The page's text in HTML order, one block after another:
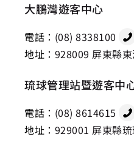
大鵬灣遊客中心
電話： (08) 8338100
地址： 928009 屏東縣
琉球管理站暨遊客中
電話： (08) 8614615
地址： 929001 屏東縣